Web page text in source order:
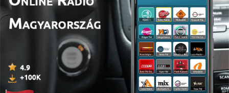
السديس و الشريم | القرآن
a1